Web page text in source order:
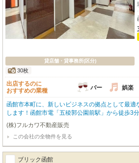
貸店舗・貸事務所(区分)
30枚
出店するのに
おすすめの業種
バー 娯楽
函館市本町に、新しいビジネスの拠点として最適
します！函館市電「五稜郭公園前駅」から徒歩3
できるアクセス抜群の好立地。商店街に面してい
すね。元カラオケBOXの居抜き物件で、約236.4
贅沢にご利用いただけます。スケルトンに近い状
合わせて自由にレイアウトや内装変更が可能です
アミューズメント施設など、多様な業種におすす
(株)フルカワ不動産販売
この会社の全物件を見る
ブリック函館